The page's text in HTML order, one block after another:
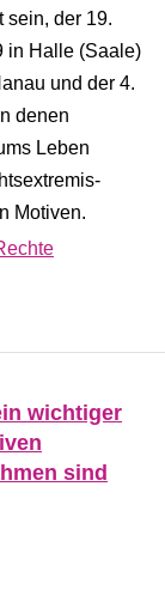
sein, der 19.
in Halle (Saale)
und der 4.
denen
Leben
Motiven.
wichtiger
sind